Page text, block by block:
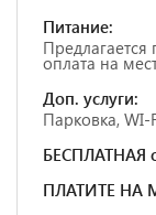
Питание:
Предлагается
оплата на
Доп. услуги:
Парковка, WI-
БЕСПЛАТНАЯ
ПЛАТИТЕ НА